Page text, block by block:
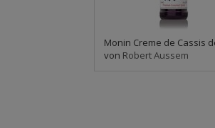
Monin Creme de Cassis
von Robert Aussem